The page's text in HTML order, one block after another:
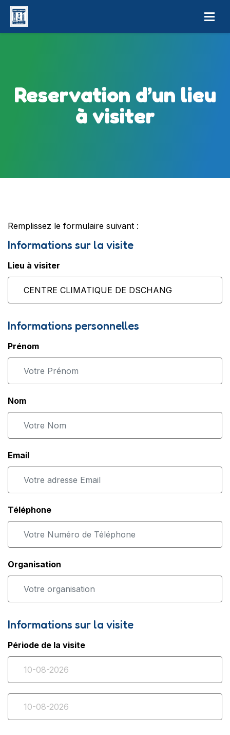
Reservation d’un lieu
à visiter
Remplissez le formulaire suivant :
Informations sur la visite
Lieu à visiter
Informations personnelles
Prénom
Nom
Email
Téléphone
Organisation
Informations sur la visite
Période de la visite